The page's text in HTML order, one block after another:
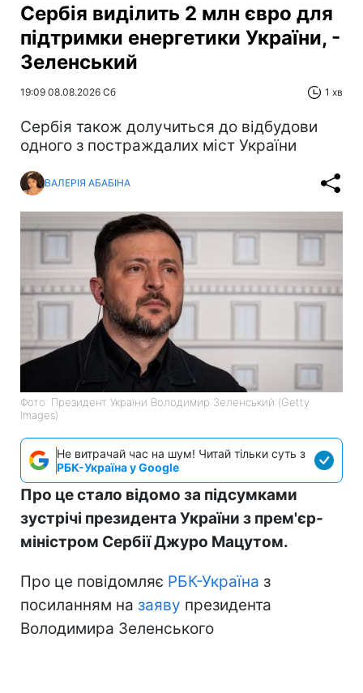
Сербія виділить 2 млн євро для
підтримки енергетики України, -
Зеленський
19:09 08.08.2026 Сб 1 хв
Сербія також долучиться до відбудови
одного з постраждалих міст України
ВАЛЕРІЯ АБАБІНА
Фото: Президент України Володимир Зеленський (Getty
Images)
Не витрачай час на шум! Читай тільки суть з
РБК-Україна у Google
Про це стало відомо за підсумками
зустрічі президента України з прем'єр-
міністром Сербії Джуро Мацутом.
Про це повідомляє РБК-Україна з
посиланням на заяву президента
Володимира Зеленського